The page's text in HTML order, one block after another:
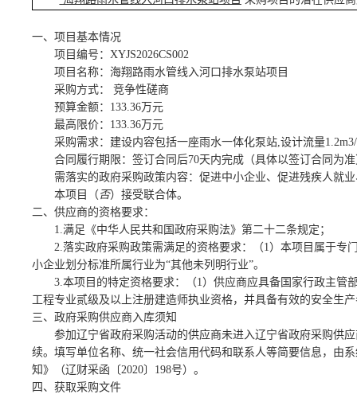
一、项目基本情况
项目编号： XYJS2026CS002
项目名称：海翔路雨水管线入河口排水泵站项目
采购方式：
竞争性磋商
预算金额： 133.36万元
最高限价： 133.36万元
采购需求：建设内容包括一座雨水一体化泵站 ,设计流量
合同履行期限：签订合同后70天内完成 （具体以签订合同为
需落实的政府采购政策内容：促进中小企业、促进残疾人就
本项目（ 否）接受联合体。
二、供应商的资格要求：
1.满足《中华人民共和国政府采购法》第二十二条规定；
2.落实政府采购政策需满足的资格要求：（1）本项目属于专
小企业划分标准所属行业为“其他未列明行业”。
3.本项目的特定资格要求：（1）供应商应具备国家行政主管
工程专业贰级及以上注册建造师执业资格，并具备有效的安全生
三、政府采购供应商入库须知
参加辽宁省政府采购活动的供应商未进入辽宁省政府采购供
续。填写单位名称、统一社会信用代码和联系人等简要信息，由
知》（辽财采函〔2020〕198号）。
四、获取采购文件